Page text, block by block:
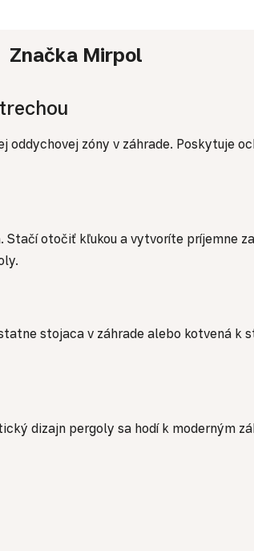
Značka Mirpol
zóny v záhrade. Poskytuje
Stačí otočiť kľukou a vytvoríte príjemne
stojaca v záhrade alebo kotvená k
dizajn pergoly sa hodí k moderným